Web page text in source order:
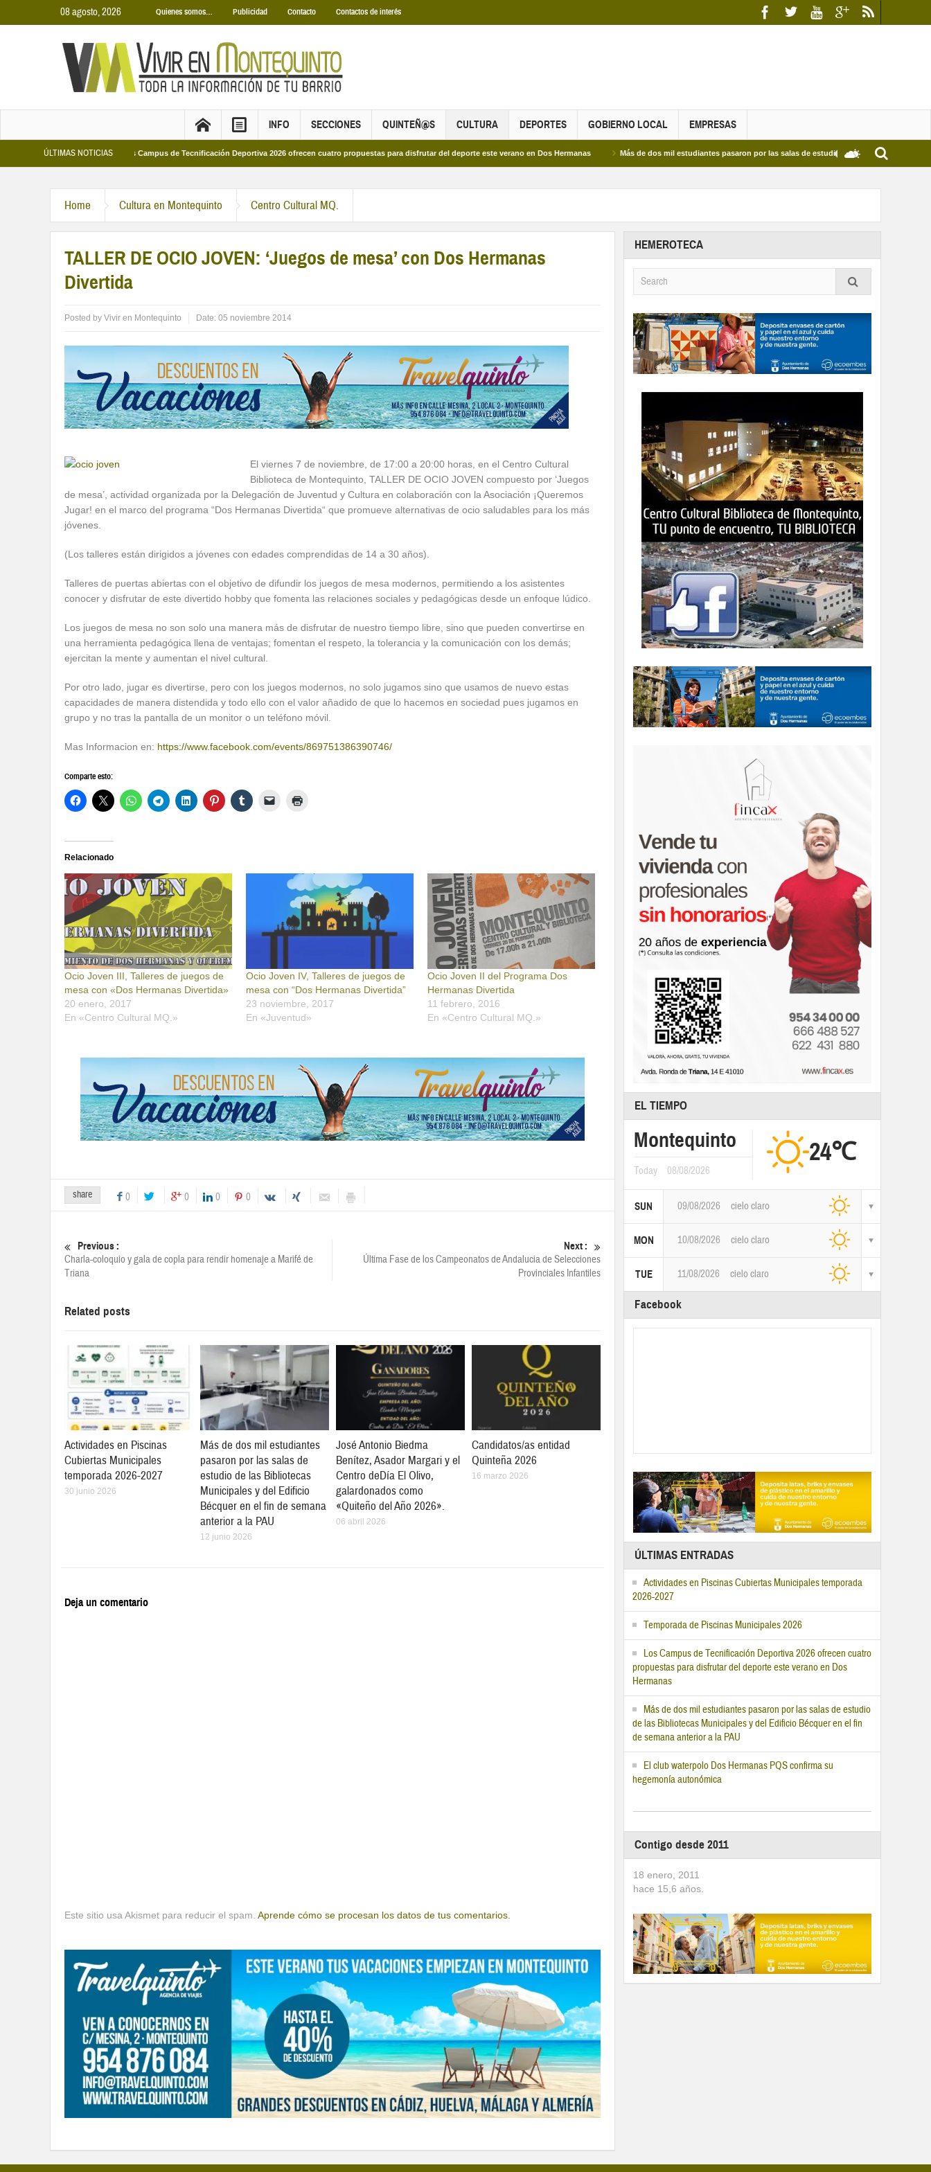
08 agosto, 2026 Quienes somos… Publicidad Contacto Contactos de interés
INFO SECCIONES QUINTEÑ@S CULTURA DEPORTES GOBIERNO LOCAL EMPRESAS
ÚLTIMAS NOTICIAS
2026 Los Campus de Tecnificación Deportiva 2026 ofrecen cuatro propuestas para disfrutar del deporte este verano en Dos Hermanas Más de dos mil estudiantes pasaron por las salas de estudio de las Bibliotecas Municipales y
Home Cultura en Montequinto Centro Cultural MQ.
TALLER DE OCIO JOVEN: ‘Juegos de mesa’ con Dos Hermanas
Divertida
Posted by Vivir en Montequinto Date: 05 noviembre 2014
El viernes 7 de noviembre, de 17:00 a 20:00 horas, en el Centro Cultural
Biblioteca de Montequinto, TALLER DE OCIO JOVEN compuesto por ‘Juegos
de mesa’, actividad organizada por la Delegación de Juventud y Cultura en colaboración con la Asociación ¡Queremos
Jugar! en el marco del programa “Dos Hermanas Divertida“ que promueve alternativas de ocio saludables para los más
jóvenes.
(Los talleres están dirigidos a jóvenes con edades comprendidas de 14 a 30 años).
Talleres de puertas abiertas con el objetivo de difundir los juegos de mesa modernos, permitiendo a los asistentes
conocer y disfrutar de este divertido hobby que fomenta las relaciones sociales y pedagógicas desde un enfoque lúdico.
Los juegos de mesa no son solo una manera más de disfrutar de nuestro tiempo libre, sino que pueden convertirse en
una herramienta pedagógica llena de ventajas; fomentan el respeto, la tolerancia y la comunicación con los demás;
ejercitan la mente y aumentan el nivel cultural.
Por otro lado, jugar es divertirse, pero con los juegos modernos, no solo jugamos sino que usamos de nuevo estas
capacidades de manera distendida y todo ello con el valor añadido de que lo hacemos en sociedad pues jugamos en
grupo y no tras la pantalla de un monitor o un teléfono móvil.
Mas Informacion en: https://www.facebook.com/events/869751386390746/
Comparte esto:
Relacionado
Ocio Joven III, Talleres de juegos de
mesa con «Dos Hermanas Divertida»
20 enero, 2017
En «Centro Cultural MQ.»
Ocio Joven IV, Talleres de juegos de
mesa con “Dos Hermanas Divertida”
23 noviembre, 2017
En «Juventud»
Ocio Joven II del Programa Dos
Hermanas Divertida
11 febrero, 2016
En «Centro Cultural MQ.»
share 0 0 0 0
Previous :
Charla-coloquio y gala de copla para rendir homenaje a Marifé de
Triana
Next :
Última Fase de los Campeonatos de Andalucia de Selecciones
Provinciales Infantiles
Related posts
Actividades en Piscinas
Cubiertas Municipales
temporada 2026-2027
30 junio 2026
Más de dos mil estudiantes
pasaron por las salas de
estudio de las Bibliotecas
Municipales y del Edificio
Bécquer en el fin de semana
anterior a la PAU
12 junio 2026
José Antonio Biedma
Benítez, Asador Margari y el
Centro deDía El Olivo,
galardonados como
«Quiteño del Año 2026».
06 abril 2026
Candidatos/as entidad
Quinteña 2026
16 marzo 2026
Deja un comentario
Este sitio usa Akismet para reducir el spam. Aprende cómo se procesan los datos de tus comentarios.
HEMEROTECA
EL TIEMPO
Montequinto
Today 08/08/2026
24℃
SUN 09/08/2026 cielo claro
MON 10/08/2026 cielo claro
TUE 11/08/2026 cielo claro
Facebook
ÚLTIMAS ENTRADAS
Actividades en Piscinas Cubiertas Municipales temporada
2026-2027
Temporada de Piscinas Municipales 2026
Los Campus de Tecnificación Deportiva 2026 ofrecen cuatro
propuestas para disfrutar del deporte este verano en Dos
Hermanas
Más de dos mil estudiantes pasaron por las salas de estudio
de las Bibliotecas Municipales y del Edificio Bécquer en el fin
de semana anterior a la PAU
El club waterpolo Dos Hermanas PQS confirma su
hegemonía autonómica
Contigo desde 2011
18 enero, 2011
hace 15,6 años.